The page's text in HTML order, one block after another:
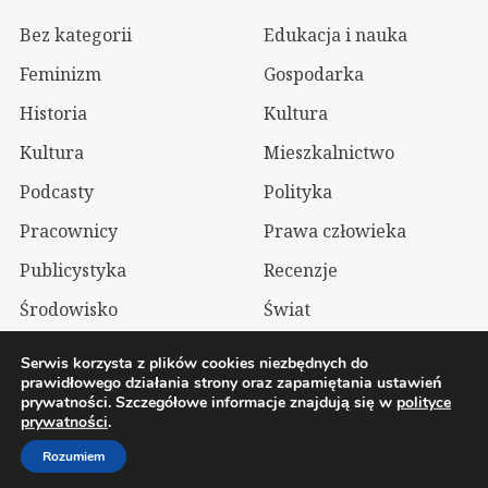
Bez kategorii
Edukacja i nauka
Feminizm
Gospodarka
Historia
Kultura
Kultura
Mieszkalnictwo
Podcasty
Polityka
Pracownicy
Prawa człowieka
Publicystyka
Recenzje
Środowisko
Świat
2026 Wolnelewo. Xavier Woliński |Mastodon
Serwis korzysta z plików cookies niezbędnych do
prawidłowego działania strony oraz zapamiętania ustawień
prywatności. Szczegółowe informacje znajdują się w polityce
prywatności.
Rozumiem